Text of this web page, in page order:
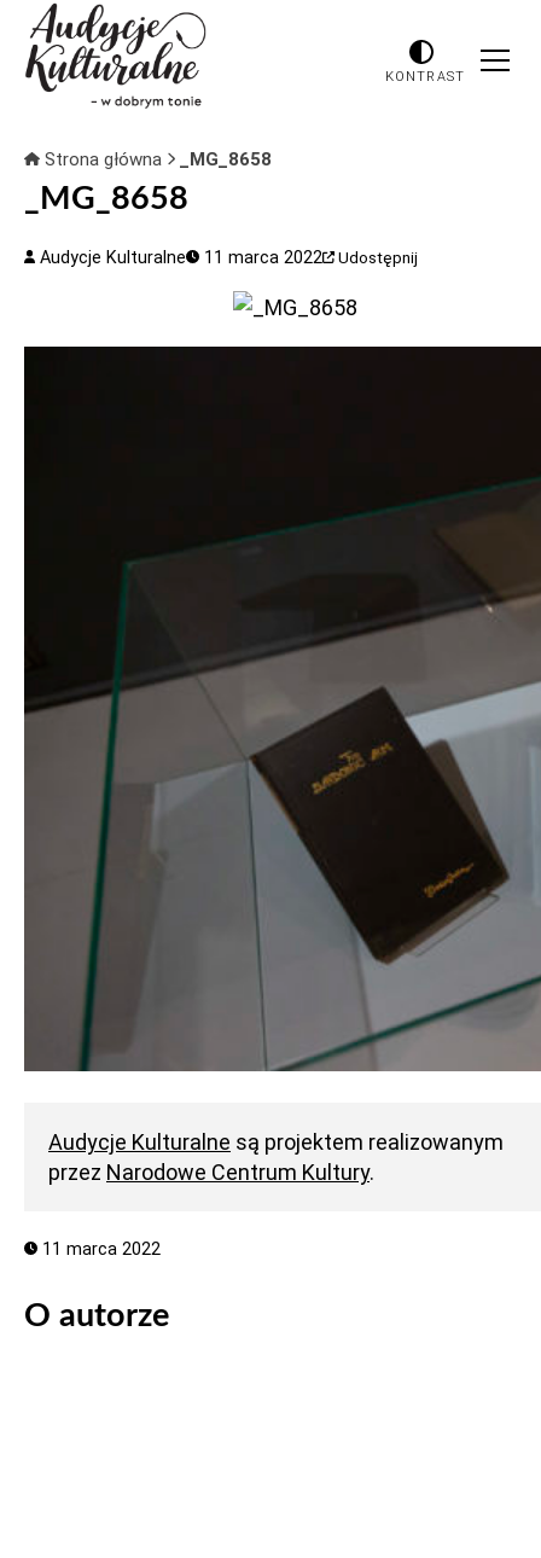
KONTRAST
Strona główna _MG_8658
_MG_8658
Audycje Kulturalne 11 marca 2022 Udostępnij
Audycje Kulturalne są projektem realizowanym
przez Narodowe Centrum Kultury.
11 marca 2022
O autorze